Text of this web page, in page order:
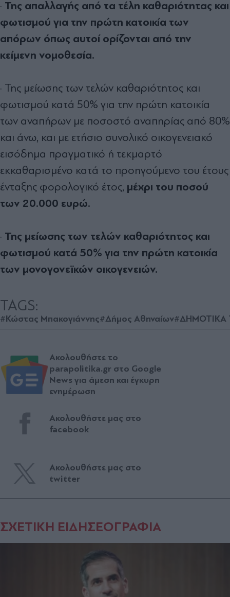
· Της απαλλαγής από τα τέλη καθαριότητας και
φωτισμού για την πρώτη κατοικία των
απόρων όπως αυτοί ορίζονται από την
κείμενη νομοθεσία.
· Της μείωσης των τελών καθαριότητος και
φωτισμού κατά 50% για την πρώτη κατοικία
των αναπήρων με ποσοστό αναπηρίας από 80%
και άνω, και με ετήσιο συνολικό οικογενειακό
εισόδημα πραγματικό ή τεκμαρτό
εκκαθαρισμένο κατά το προηγούμενο του έτους
ένταξης φορολογικό έτος, μέχρι του ποσού
των 20.000 ευρώ.
· Της μείωσης των τελών καθαριότητος και
φωτισμού κατά 50% για την πρώτη κατοικία
των μονογονεϊκών οικογενειών.
TAGS:
#Κώστας Μπακογιάννης#Δήμος Αθηναίων#ΔΗΜΟΤΙΚΑ
Ακολουθήστε το
parapolitika.gr στο Google
News για άμεση και έγκυρη
ενημέρωση
Ακολουθήστε μας στο
facebook
Ακολουθήστε μας στο
twitter
ΣΧΕΤΙΚΗ ΕΙΔΗΣΕΟΓΡΑΦΙΑ